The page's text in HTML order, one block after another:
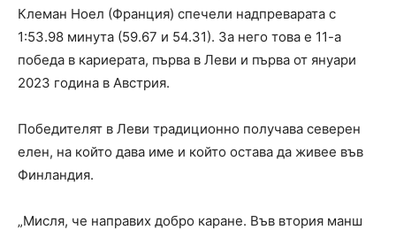
Клеман Ноел (Франция) спечели надпреварата с
1:53.98 минута (59.67 и 54.31). За него това е 11-а
победа в кариерата, първа в Леви и първа от януари
2023 година в Австрия.
Победителят в Леви традиционно получава северен
елен, на който дава име и който остава да живее във
Финландия.
„Мисля, че направих добро каране. Във втория манш